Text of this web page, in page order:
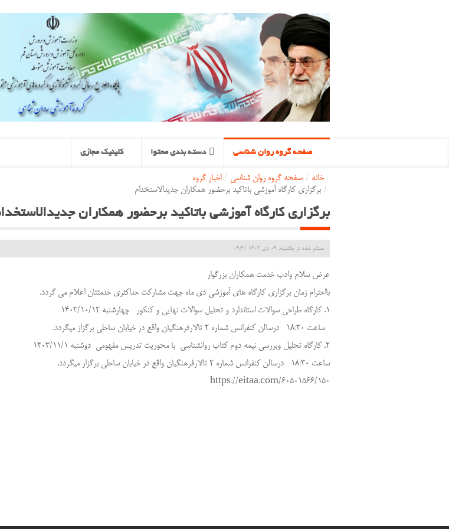
صفحه گروه روان شناسی دسته بندی محتوا کلینیک مجازی
خانه / صفحه گروه روان شناسی / اخبار گروه
/ برگزاری کارگاه آموزشی باتاکید برحضور همکاران جدیدالاستخدام
برگزاری کارگاه آموزشی باتاکید برحضور همکاران
منتشر شده در یکشنبه, 09 دی 1403 09:41
عرض سلام وادب خدمت همکاران بزرگوار
بااحترام زمان برگزاری کارگاه های آموزشی دی ماه جهت مشارکت حداکثری خدمتتان اعلام می گردد.
1. کارگاه طراحی سوالات استاندارد و تحلیل سوالات نهایی و کنکور چهارشنبه 1403/10/12
ساعت 18:30 درسالن کنفرانس شماره 2 تالارفرهنگیان واقع در خیابان ساحلی برگزاز میگردد.
2. کارگاه تحلیل وبررسی نیمه دوم کتاب روانشناسی با محوریت تدریس مفهومی دوشنبه 1403/11/1
ساعت 18:30 درسالن کنفرانس شماره 2 تالارفرهنگیان واقع در خیابان ساحلی برگزار میگردد.
https://eitaa.com/60501566/150